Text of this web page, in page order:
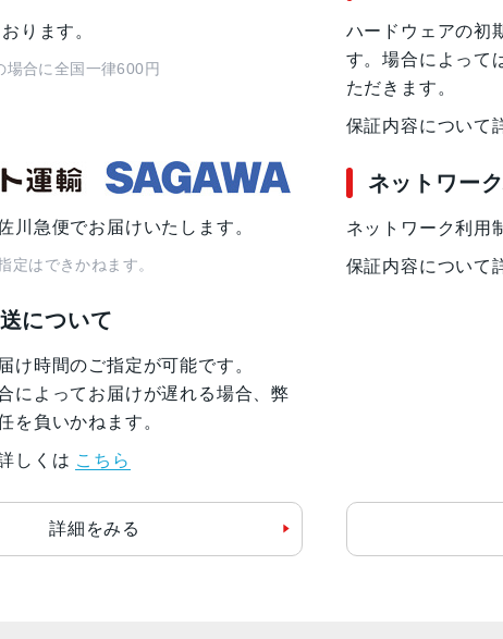
ります。
合に全国一律600円
川急便でお届けいたします。
定はできかねます。
について
け時間のご指定が可能です。
によってお届けが遅れる場合、弊
を負いかねます。
しくは こちら
詳細をみる
ハードウェアの初
す。場合によって
ただきます。
保証内容について
ネットワー
ネットワーク利用
保証内容について